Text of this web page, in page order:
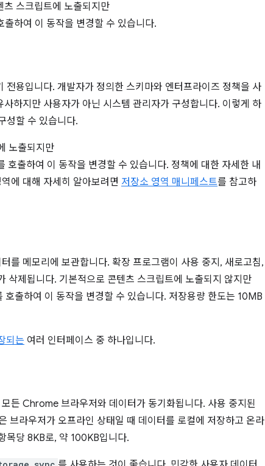
츠 스크립트에 노출되지만
출하여 이 동작을 변경할 수 있습니다.
용입니다. 개발자가 정의한 스키마와 엔터프라이즈 정책을 사
하지만 사용자가 아닌 시스템 관리자가 구성합니다. 이렇게 하
성할 수 있습니다.
노출되지만
호출하여 이 동작을 변경할 수 있습니다. 정책에 대한 자세한 내
에 대해 자세히 알아보려면 저장소 영역 매니페스트를 참고하
를 메모리에 보관합니다. 확장 프로그램이 사용 중지, 새로고침,
삭제됩니다. 기본적으로 콘텐츠 스크립트에 노출되지 않지만
호출하여 이 동작을 변경할 수 있습니다. 저장용량 한도는 10MB
되는 여러 인터페이스 중 하나입니다.
든 Chrome 브라우저와 데이터가 동기화됩니다. 사용 중지된
브라우저가 오프라인 상태일 때 데이터를 로컬에 저장하고 온라
목당 8KB로, 약 100KB입니다.